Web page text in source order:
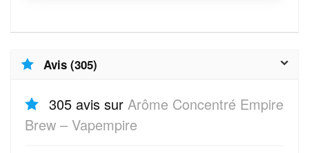
Avis (305)
305 avis sur Arôme Concentré Empire
Brew – Vapempire